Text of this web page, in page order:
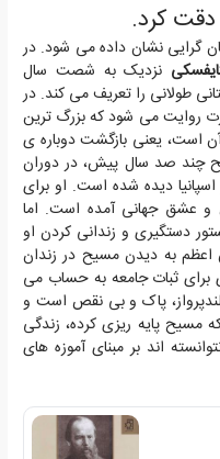
کرد.
گرایی نشان داده می شود. در
نزدیک به شصت سال
طولانی را تعریف می کند. در
روایت می شود که بزرگ ترین
است، یعنی بازگشت دوباره ی
چند صد سال پیش، در دوران
دیده شده است. او برای
عشق جهانی آمده است. اما
دستگیری و زندانی کردن او
به دیدن مسیح در زندان
ثبات جامعه به حساب می
پاک و بی نقص است و
مسیح پایه ریزی کرده، زندگی
اند بر مبنای آموزه های